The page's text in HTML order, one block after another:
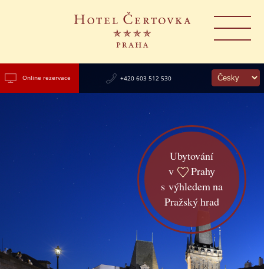
Online rezervace +420 603 512 530
Ubytování
v
Prahy
s výhledem na
Pražský hrad